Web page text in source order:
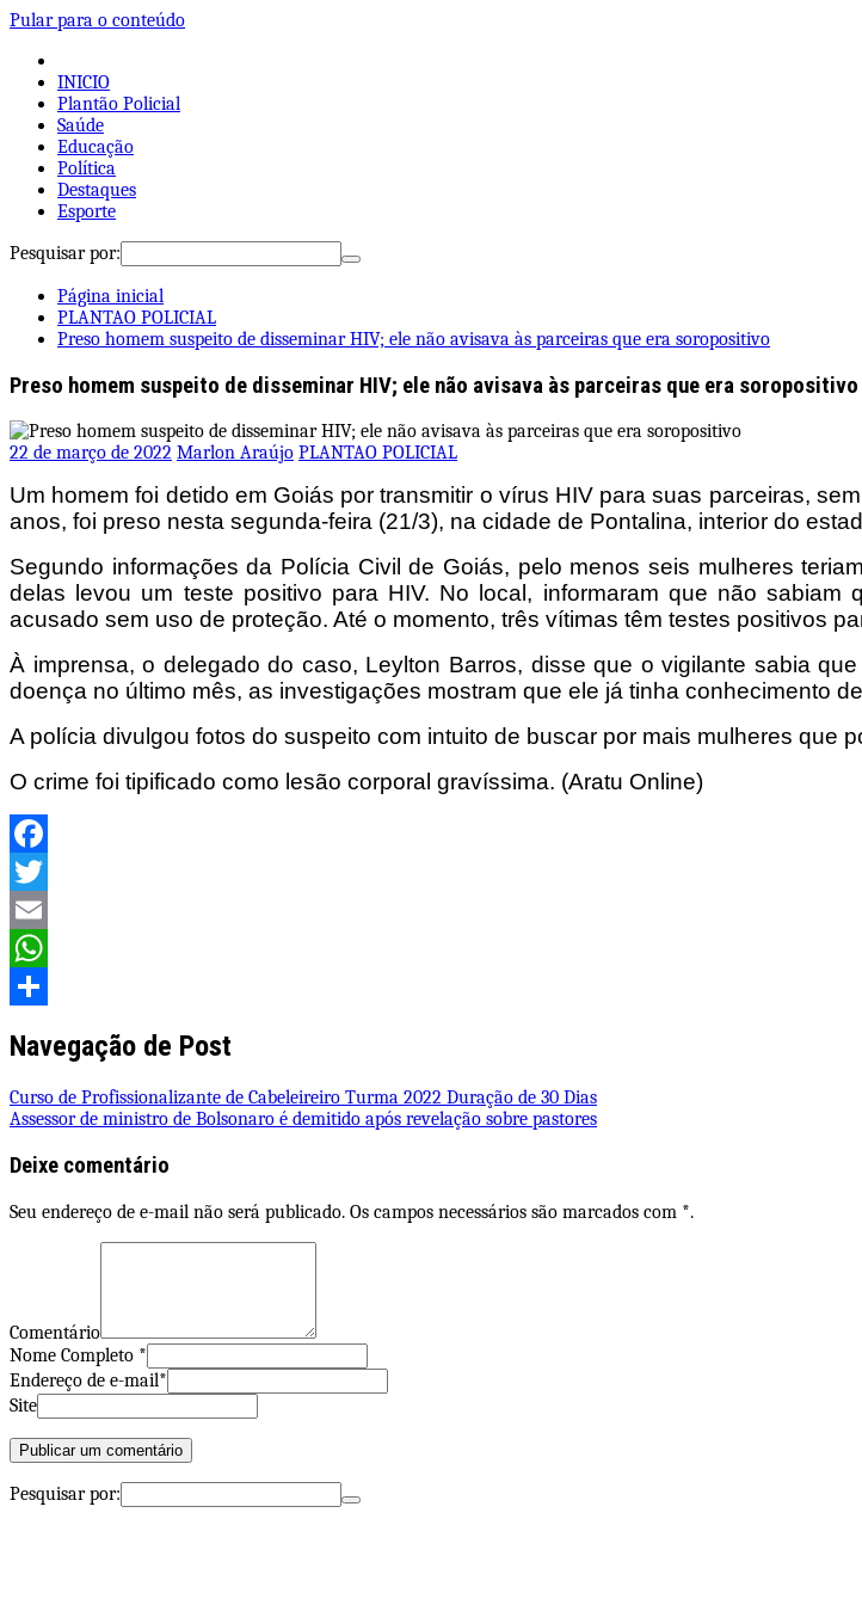
Pular para o conteúdo
INICIO
Plantão Policial
Saúde
Educação
Política
Destaques
Esporte
Pesquisar por:
Página inicial
PLANTAO POLICIAL
Preso homem suspeito de disseminar HIV; ele não avisava às parceiras que era soropositivo
Preso homem suspeito de disseminar HIV; ele não avisava às parceiras que era soropositivo
22 de março de 2022 Marlon Araújo PLANTAO POLICIAL
Um homem foi detido em Goiás por transmitir o vírus HIV para suas parceiras,
anos, foi preso nesta segunda-feira (21/3), na cidade de Pontalina, interior do
Segundo informações da Polícia Civil de Goiás, pelo menos seis mulheres
delas levou um teste positivo para HIV. No local, informaram que não
acusado sem uso de proteção. Até o momento, três vítimas têm testes positivos
À imprensa, o delegado do caso, Leylton Barros, disse que o vigilante sabia
doença no último mês, as investigações mostram que ele já tinha conhecimento
A polícia divulgou fotos do suspeito com intuito de buscar por mais mulheres que
O crime foi tipificado como lesão corporal gravíssima. (Aratu Online)
Facebook
Twitter
Email
WhatsApp
Navegação de Post
Curso de Profissionalizante de Cabeleireiro Turma 2022 Duração de 30 Dias
Assessor de ministro de Bolsonaro é demitido após revelação sobre pastores
Deixe comentário
Seu endereço de e-mail não será publicado. Os campos necessários são marcados com *.
Comentário
Nome Completo *
Endereço de e-mail*
Site
Pesquisar por: